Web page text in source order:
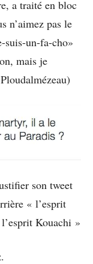
a traité en bloc
n’aimez pas le
suis-un-fa-cho»
mais je
son tweet
« l’esprit
Kouachi »